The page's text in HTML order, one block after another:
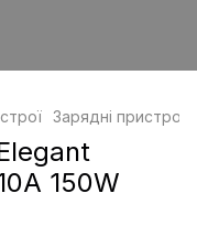
Зарядні пристрої
150W